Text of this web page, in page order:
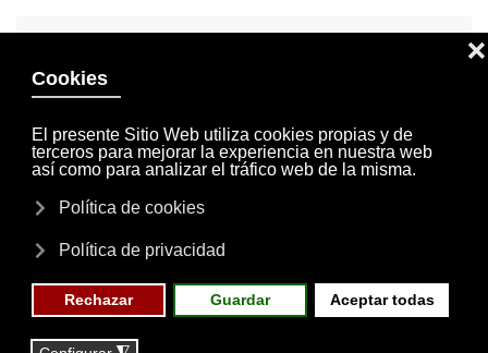
INVITACIONES
MI CUENTA